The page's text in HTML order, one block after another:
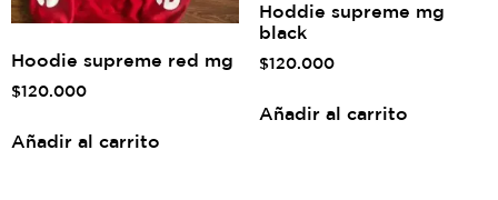
Hoodie supreme red mg
$120.000
Añadir al carrito
Hoddie supreme mg
black
$120.000
Añadir al carrito